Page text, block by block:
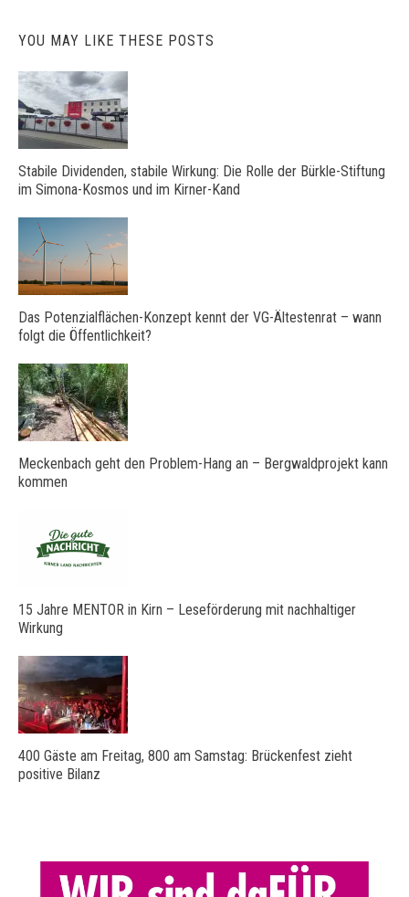
YOU MAY LIKE THESE POSTS
Stabile Dividenden, stabile Wirkung: Die Rolle der Bürkle-Stiftung
im Simona-Kosmos und im Kirner-Kand
Das Potenzialflächen-Konzept kennt der VG-Ältestenrat – wann
folgt die Öffentlichkeit?
Meckenbach geht den Problem-Hang an – Bergwaldprojekt kann
kommen
15 Jahre MENTOR in Kirn – Leseförderung mit nachhaltiger
Wirkung
400 Gäste am Freitag, 800 am Samstag: Brückenfest zieht
positive Bilanz